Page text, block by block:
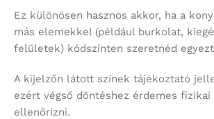
Ez különösen hasznos akkor, ha a
más elemekkel (például burkolat,
felületek) kódszinten szeretnéd
A kijelzőn látott színek tájékoztató
ezért végső döntéshez érdemes fizikai
ellenőrizni.